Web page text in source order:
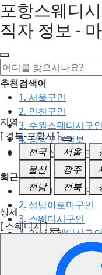
포항스웨디
직자 정보 -
추천검색어
1. 서울구인
2. 인천구인
3. 수원스웨디시구인
4. 강남구인정보
5. 동탄스웨디시구
최근검색어
1. 일산마사지구인
2. 성남아로마구인
3. 스웨디시구인
4. 안산스웨디시구
5. 아로마구인
지역
[ 경북-포항시 ]
전국
서울
울산
광주
전남
전북
상세
[ 스웨디시 ]